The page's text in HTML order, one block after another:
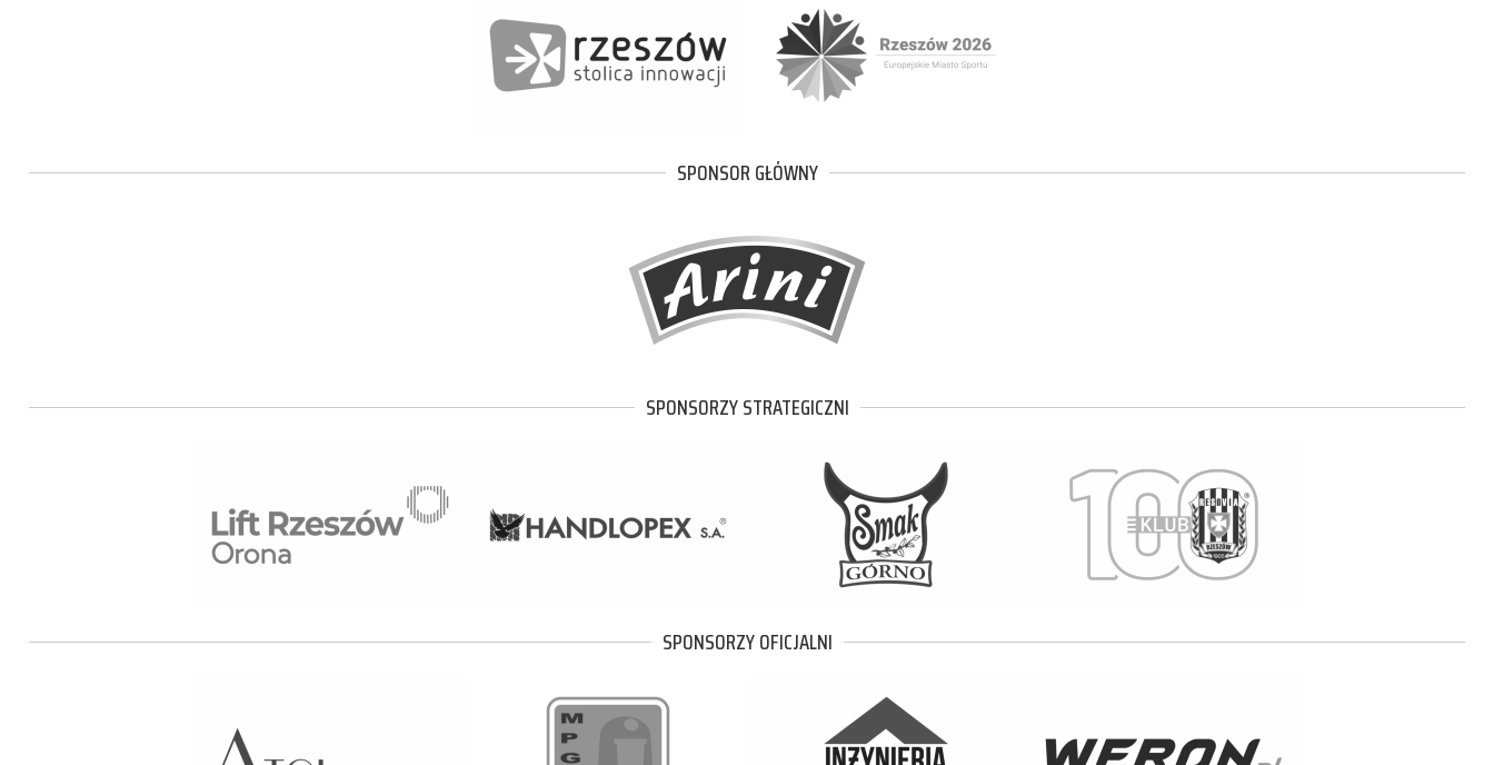
SPONSOR GŁÓWNY
SPONSORZY STRATEGICZNI
SPONSORZY OFICJALNI